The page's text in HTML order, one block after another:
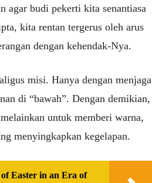
agar budi pekerti kita senantiasa
kita rentan tergerus oleh arus
dengan kehendak-Nya.
misi. Hanya dengan menjaga
di “bawah”. Dengan demikian,
untuk memberi warna,
menyingkapkan kegelapan.
Easter in an Era of